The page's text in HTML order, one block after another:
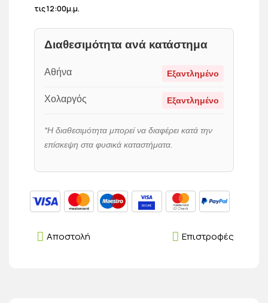
τις 12:00μ.μ.
Διαθεσιμότητα ανά κατάστημα
Αθήνα Εξαντλημένο
Χολαργός Εξαντλημένο
*Η διαθεσιμότητα μπορεί να διαφέρει κατά την
επίσκεψη στα φυσικά καταστήματα.
Επιστροφές
Αποστολή